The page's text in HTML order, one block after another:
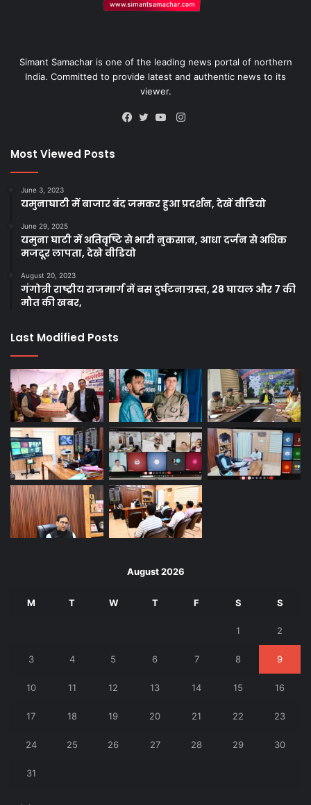
Simant Samachar is one of the leading news portal of northern
India. Committed to provide latest and authentic news to its
viewer.
Instagram
Most Viewed Posts
June 3, 2023
यमुनाघाटी में बाजार बंद जमकर हुआ प्रदर्शन, देखें वीडियो
June 29, 2025
यमुना घाटी में अतिवृष्टि से भारी नुकसान, आधा दर्जन से अधिक
मजदूर लापता, देखे वीडियो
August 20, 2023
गंगोत्री राष्ट्रीय राजमार्ग में बस दुर्घटनाग्रस्त, 28 घायल और 7 की
मौत की खबर,
Last Modified Posts
August 2026
M T W T F S S
1 2
3 4 5 6 7 8 9
10 11 12 13 14 15 16
17 18 19 20 21 22 23
24 25 26 27 28 29 30
31